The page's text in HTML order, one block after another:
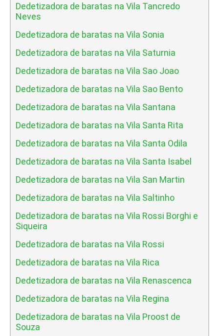
Dedetizadora de baratas na Vila Tancredo
Neves
Dedetizadora de baratas na Vila Sonia
Dedetizadora de baratas na Vila Saturnia
Dedetizadora de baratas na Vila Sao Joao
Dedetizadora de baratas na Vila Sao Bento
Dedetizadora de baratas na Vila Santana
Dedetizadora de baratas na Vila Santa Rita
Dedetizadora de baratas na Vila Santa Odila
Dedetizadora de baratas na Vila Santa Isabel
Dedetizadora de baratas na Vila San Martin
Dedetizadora de baratas na Vila Saltinho
Dedetizadora de baratas na Vila Rossi Borghi e
Siqueira
Dedetizadora de baratas na Vila Rossi
Dedetizadora de baratas na Vila Rica
Dedetizadora de baratas na Vila Renascenca
Dedetizadora de baratas na Vila Regina
Dedetizadora de baratas na Vila Proost de
Souza